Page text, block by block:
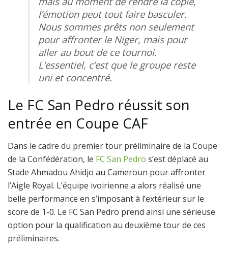
l’émotion peut tout faire basculer.
Nous sommes prêts non seulement
pour affronter le Niger, mais pour
aller au bout de ce tournoi.
L’essentiel, c’est que le groupe reste
uni et concentré.
Le FC San Pedro réussit son
entrée en Coupe CAF
Dans le cadre du premier tour préliminaire de la Coupe
de la Confédération, le FC San Pedro s’est déplacé au
Stade Ahmadou Ahidjo au Cameroun pour affronter
l’Aigle Royal. L’équipe ivoirienne a alors réalisé une
belle performance en s’imposant à l’extérieur sur le
score de 1-0. Le FC San Pedro prend ainsi une sérieuse
option pour la qualification au deuxième tour de ces
préliminaires.